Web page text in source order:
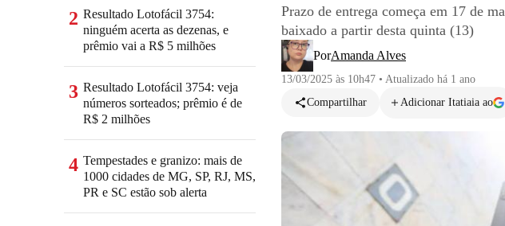
Prazo de entrega começa em 17 de
baixado a partir desta quinta (13)
PorAmanda Alves
13/03/2025 às 10h47 • Atualizado há 1 ano
Compartilhar
Adicionar Itatiaia ao
2 Resultado Lotofácil 3754:
ninguém acerta as dezenas, e
prêmio vai a R$ 5 milhões
3 Resultado Lotofácil 3754: veja
números sorteados; prêmio é de
R$ 2 milhões
4 Tempestades e granizo: mais de
1000 cidades de MG, SP, RJ, MS,
PR e SC estão sob alerta